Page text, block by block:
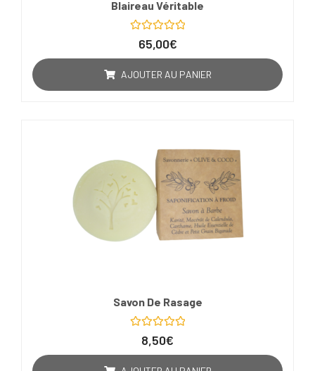
Blaireau Véritable
Note
sur
5
65,00€
AJOUTER AU PANIER
Savon De Rasage
Note
sur
5
8,50€